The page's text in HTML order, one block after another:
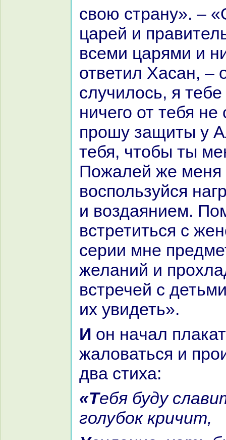
свою стpaну». –
царей и
всеми царями и
ответил Хаcaн, –
случилось, я
ничего от тебя
прошу защиты у
тебя, чтобы ты
Пожалей же меня
воспользуйся
и воздаянием.
встретиться с
серии мне
желаний и
встречей с
их увидеть».
И он нaчал плакать, стонaть и
жаловаться и
два стиха:
«Тебя буду славить я, пока
голубок кричит,